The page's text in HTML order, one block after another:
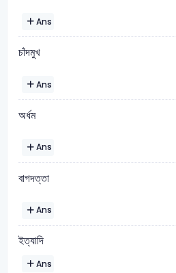
Ans
চাঁদমুখ
Ans
অর্ধম
Ans
বাগদত্তা
Ans
ইত্যাদি
Ans